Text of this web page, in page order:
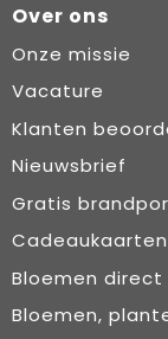
Over ons
Onze missie
Vacature
Klanten
Nieuwsbrief
Gratis
Cadeaukaarten
Bloemen
Bloemen,